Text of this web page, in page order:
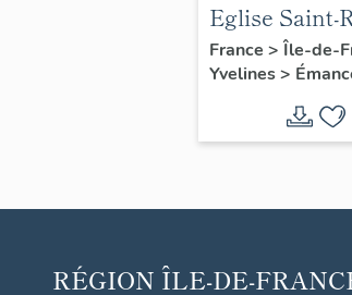
Eglise Saint-
Sainte-
France > Île-de-
Yvelines>
RÉGION ÎLE-DE-